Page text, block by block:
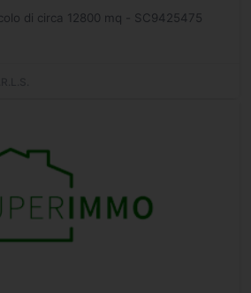
di circa 12800 mq - SC9425475